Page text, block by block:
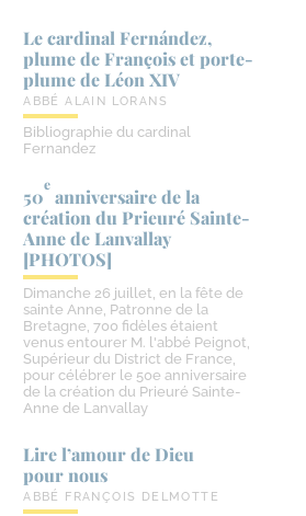
Le cardinal Fernández,
plume de François et porte-​
plume de Léon XIV
ABBÉ ALAIN LORANS
Bibliographie du cardinal
Fernandez
50
e
anniversaire de la
création du Prieuré Sainte-​
Anne de Lanvallay
[PHOTOS]
Dimanche 26 juillet, en la fête de
sainte Anne, Patronne de la
Bretagne, 700 fidèles étaient
venus entourer M. l'abbé Peignot,
Supérieur du District de France,
pour célébrer le 50e anniversaire
de la création du Prieuré Sainte-
Anne de Lanvallay
Lire l’amour de Dieu
pour nous
ABBÉ FRANÇOIS DELMOTTE